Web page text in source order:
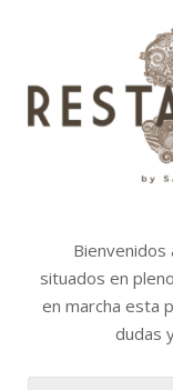
Bienvenidos
situados en
en marcha esta
dudas